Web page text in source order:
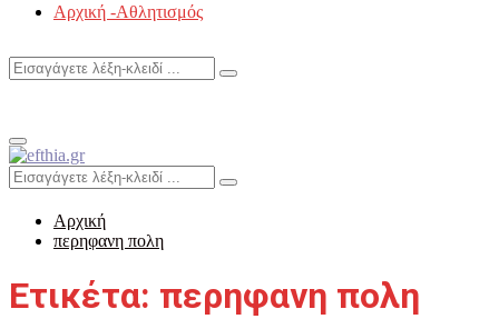
Αρχική -Αθλητισμός
Search
Search
Primary
Menu
Search
for:
Search
Αρχική
περηφανη πολη
Ετικέτα: περηφανη πολη